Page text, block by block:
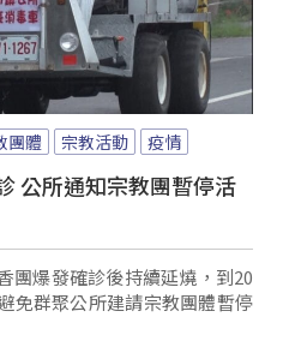
團體 宗教活動 疫情
公所通知宗教團暫停活
團爆發確診後持續延燒，到20
免群聚公所建請宗教團體暫停